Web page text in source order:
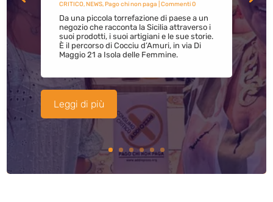
CRITICO,NEWS,Pago chi non paga | Commenti 0
Da una piccola torrefazione di paese a un
negozio che racconta la Sicilia attraverso i
suoi prodotti, i suoi artigiani e le sue storie.
È il percorso di Cocciu d’Amuri, in via Di
Maggio 21 a Isola delle Femmine.
Leggi di più